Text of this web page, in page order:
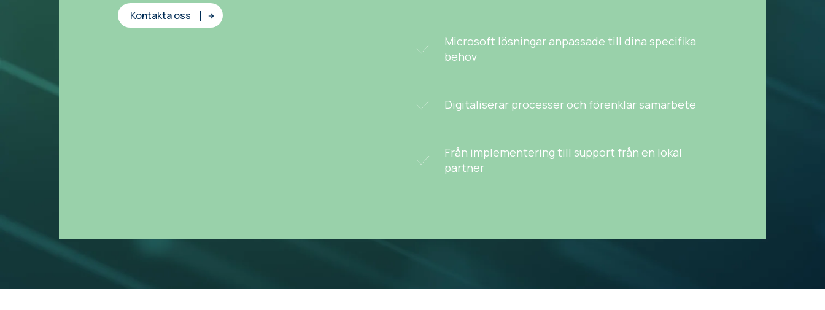
Kontakta oss
Microsoft lösningar anpassade till dina specifika
behov
Digitaliserar processer och förenklar samarbete
Från implementering till support från en lokal
partner